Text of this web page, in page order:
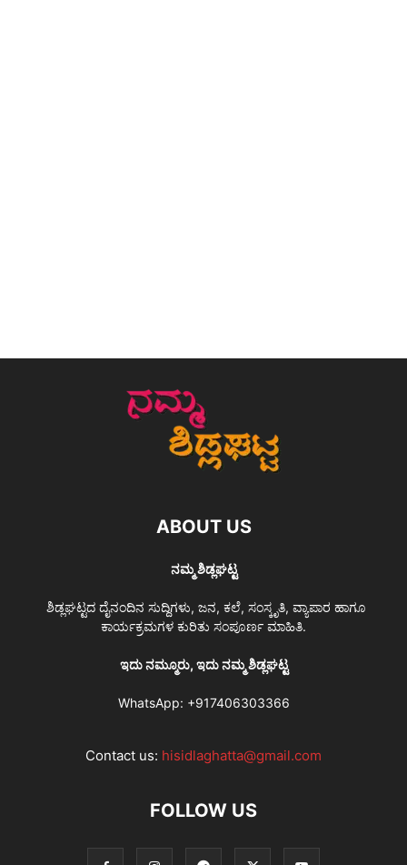
ABOUT US
ನಮ್ಮ ಶಿಡ್ಲಘಟ್ಟ
ಶಿಡ್ಲಘಟ್ಟದ ದೈನಂದಿನ ಸುದ್ದಿಗಳು, ಜನ, ಕಲೆ, ಸಂಸ್ಕೃತಿ, ವ್ಯಾಪಾರ ಹಾಗೂ
ಕಾರ್ಯಕ್ರಮಗಳ ಕುರಿತು ಸಂಪೂರ್ಣ ಮಾಹಿತಿ.
ಇದು ನಮ್ಮೂರು, ಇದು ನಮ್ಮ ಶಿಡ್ಲಘಟ್ಟ
WhatsApp: +917406303366
Contact us: hisidlaghatta@gmail.com
FOLLOW US